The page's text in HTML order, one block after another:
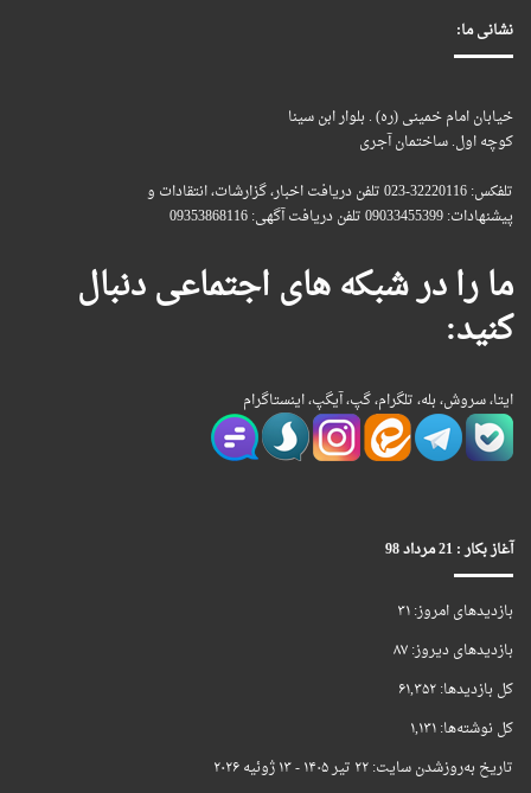
نشانی ما:
خیابان امام خمینی (ره) . بلوار ابن سینا
کوچه اول. ساختمان آجری
تلفکس: 32220116-023 تلفن دریافت اخبار، گزارشات، انتقادات و
پیشنهادات: 09033455399 تلفن دریافت آگهی: 09353868116
ما را در شبکه های اجتماعی دنبال
کنید:
ایتا، سروش، بله، تلگرام، گپ، آیگپ، اینستاگرام
آغاز بکار : 21 مرداد 98
بازدیدهای امروز:۳۱
بازدیدهای دیروز:۸۷
کل بازدیدها:۶۱,۳۵۲
کل نوشته‌ها:۱,۱۳۱
تاریخ به‌روزشدن سایت:۲۲ تیر ۱۴۰۵ - ۱۳ ژوئیه ۲۰۲۶